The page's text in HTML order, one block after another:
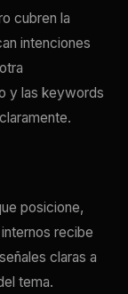
cubren la
intenciones
y las keywords
posicione,
recibe
claras a
tema.